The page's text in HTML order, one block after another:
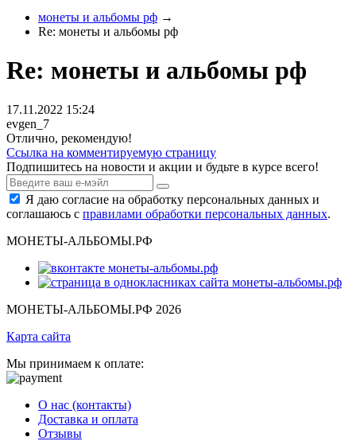
монеты и альбомы рф →
Re: монеты и альбомы рф
Re: монеты и альбомы рф
17.11.2022 15:24
evgen_7
Отлично, рекомендую!
Ссылка на комментируемую страницу
Подпишитесь на новости и акции и будьте в курсе всего!
Я даю согласие на обработку персональных данных и
соглашаюсь с правилами обработки персональных данных.
МОНЕТЫ-АЛЬБОМЫ.РФ
МОНЕТЫ-АЛЬБОМЫ.РФ 2026
Карта сайта
Мы принимаем к оплате:
О нас (контакты)
Доставка и оплата
Отзывы